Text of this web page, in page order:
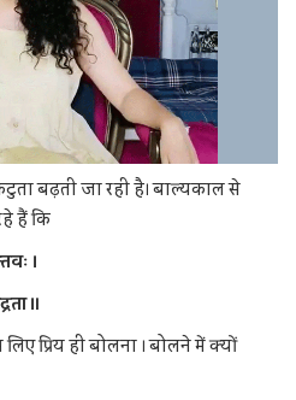
बढ़ती जा रही है। बाल्यकाल से
हैं कि
।
॥
प्रिय ही बोलना । बोलने में क्यों